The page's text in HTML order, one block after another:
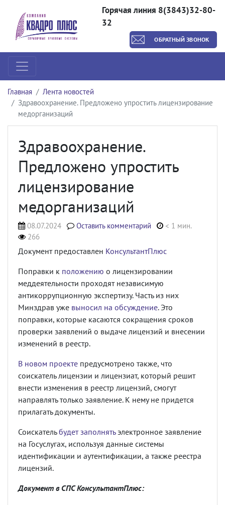
Горячая линия 8(3843)32-80-
32
ОБРАТНЫЙ ЗВОНОК
Главная
Лента новостей
Здравоохранение. Предложено упростить лицензирование
медорганизаций
Здравоохранение.
Предложено упростить
лицензирование
медорганизаций
08.07.2024 Оставить комментарий
< 1 мин.
266
Документ предоставлен КонсультантПлюс
Поправки к положению о лицензировании
меддеятельности проходят независимую
антикоррупционную экспертизу. Часть из них
Минздрав уже выносил на обсуждение. Это
поправки, которые касаются сокращения сроков
проверки заявлений о выдаче лицензий и внесении
изменений в реестр.
В новом проекте предусмотрено также, что
соискатель лицензии и лицензиат, который решит
внести изменения в реестр лицензий, смогут
направлять только заявление. К нему не придется
прилагать документы.
Соискательбудет заполнятьэлектронное заявление
на Госуслугах, используя данные системы
идентификации и аутентификации, а также реестра
лицензий.
Документ в СПС КонсультантПлюс: